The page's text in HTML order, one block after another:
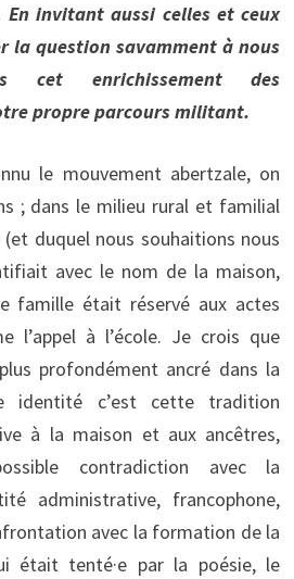
En invitant aussi celles et ceux
question savamment à nous
cet enrichissement des
propre parcours militant.
le mouvement abertzale, on
; dans le milieu rural et familial
duquel nous souhaitions nous
avec le nom de la maison,
famille était réservé aux actes
l’appel à l’école. Je crois que
profondément ancré dans la
identité c’est cette tradition
à la maison et aux ancêtres,
contradiction avec la
administrative, francophone,
avec la formation de la
était tenté·e par la poésie, le